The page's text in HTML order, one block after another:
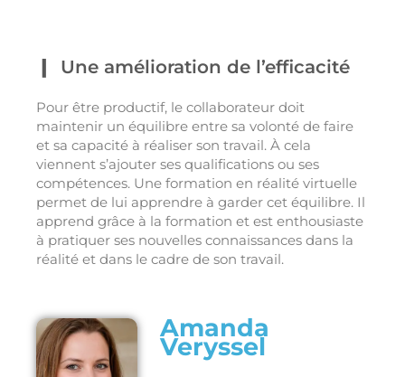
Une amélioration de l’efficacité
Pour être productif, le collaborateur doit
maintenir un équilibre entre sa volonté de faire
et sa capacité à réaliser son travail. À cela
viennent s’ajouter ses qualifications ou ses
compétences. Une formation en réalité virtuelle
permet de lui apprendre à garder cet équilibre. Il
apprend grâce à la formation et est enthousiaste
à pratiquer ses nouvelles connaissances dans la
réalité et dans le cadre de son travail.
Amanda
Veryssel